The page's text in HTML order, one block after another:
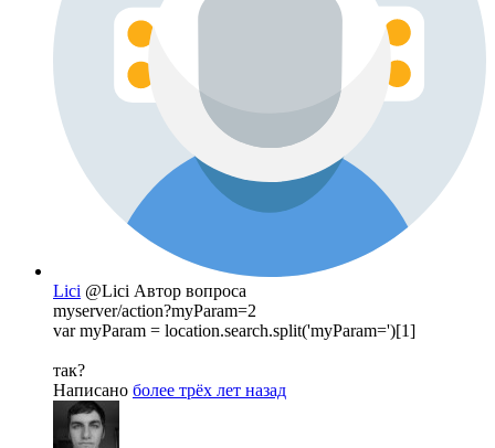
Lici @Lici Автор вопроса
myserver/action?myParam=2
var myParam = location.search.split('myParam=')[1]
так?
Написано более трёх лет назад